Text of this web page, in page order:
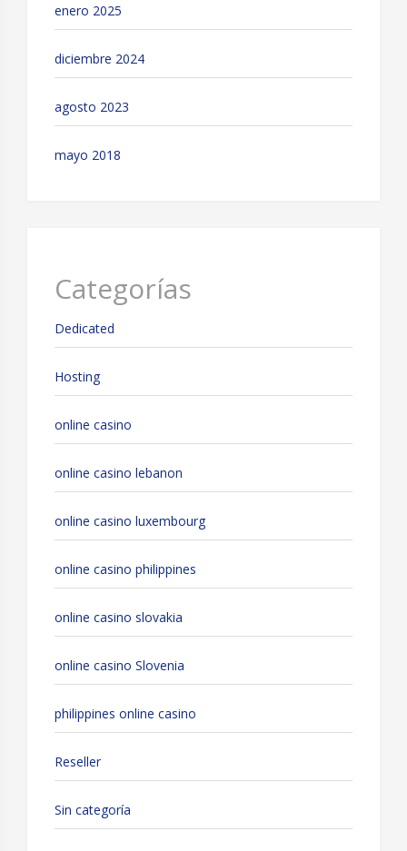
enero 2025
diciembre 2024
agosto 2023
mayo 2018
Categorías
Dedicated
Hosting
online casino
online casino lebanon
online casino luxembourg
online casino philippines
online casino slovakia
online casino Slovenia
philippines online casino
Reseller
Sin categoría